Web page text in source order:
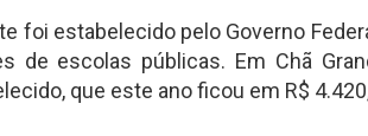
foi estabelecido pelo Governo
de escolas públicas. Em Chã
que este ano ficou em R$